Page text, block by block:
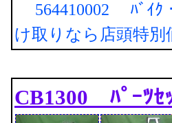
564410002 ﾊﾞｲｸ
け取りなら店頭特別
CB1300 ﾊﾟｰﾂｾ